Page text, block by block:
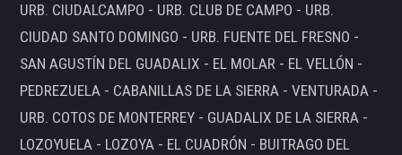
URB. CIUDALCAMPO - URB. CLUB DE CAMPO - URB.
CIUDAD SANTO DOMINGO - URB. FUENTE DEL FRESNO -
SAN AGUSTÍN DEL GUADALIX - EL MOLAR - EL VELLÓN -
PEDREZUELA - CABANILLAS DE LA SIERRA - VENTURADA -
URB. COTOS DE MONTERREY - GUADALIX DE LA SIERRA -
LOZOYUELA - LOZOYA - EL CUADRÓN - BUITRAGO DEL